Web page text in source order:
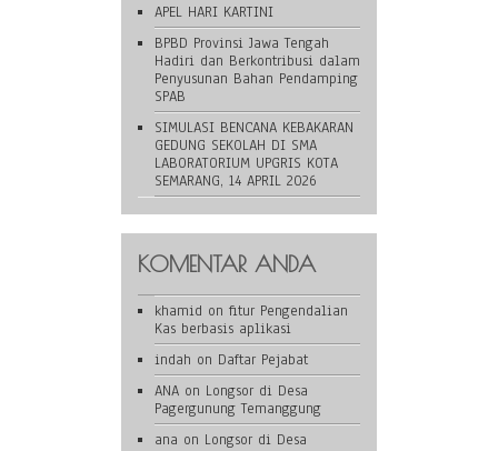
APEL HARI KARTINI
BPBD Provinsi Jawa Tengah
Hadiri dan Berkontribusi dalam
Penyusunan Bahan Pendamping
SPAB
SIMULASI BENCANA KEBAKARAN
GEDUNG SEKOLAH DI SMA
LABORATORIUM UPGRIS KOTA
SEMARANG, 14 APRIL 2026
KOMENTAR ANDA
khamid on fitur Pengendalian
Kas berbasis aplikasi
indah on Daftar Pejabat
ANA on Longsor di Desa
Pagergunung Temanggung
ana on Longsor di Desa